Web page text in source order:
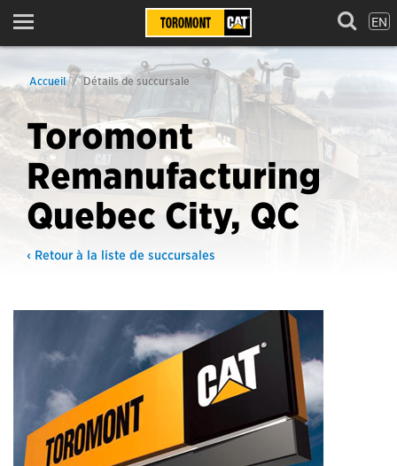
Menu EN
Accueil Détails de succursale
Toromont
Remanufacturing
Quebec City, QC
‹ Retour à la liste de succursales